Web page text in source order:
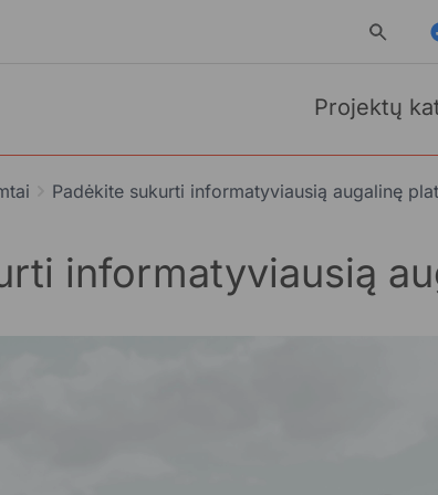
Projektų
Padėkite sukurti informatyviausią augalinę
informatyviausią